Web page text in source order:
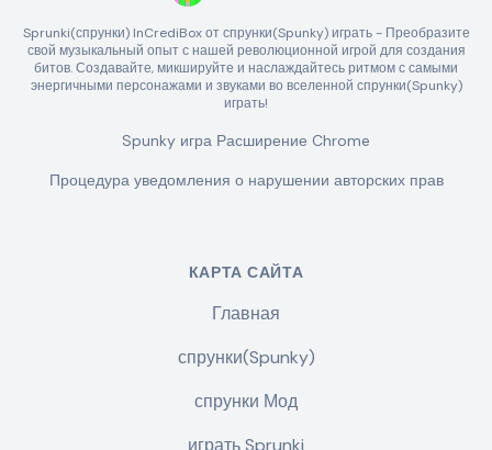
Sprunki(спрунки) InCrediBox от спрунки(Spunky) играть - Преобразите
свой музыкальный опыт с нашей революционной игрой для создания
битов. Создавайте, микшируйте и наслаждайтесь ритмом с самыми
энергичными персонажами и звуками во вселенной спрунки(Spunky)
играть!
Spunky игра Расширение Chrome
Процедура уведомления о нарушении авторских прав
КАРТА САЙТА
Главная
спрунки(Spunky)
спрунки Мод
играть Sprunki